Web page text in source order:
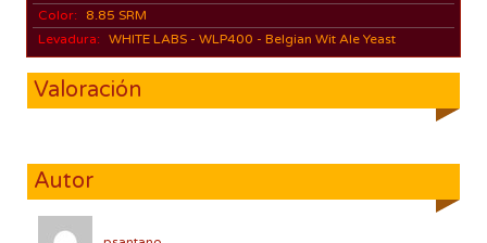
Color:
8.85 SRM
Levadura: WHITE LABS - WLP400 - Belgian Wit Ale Yeast
Valoración
Autor